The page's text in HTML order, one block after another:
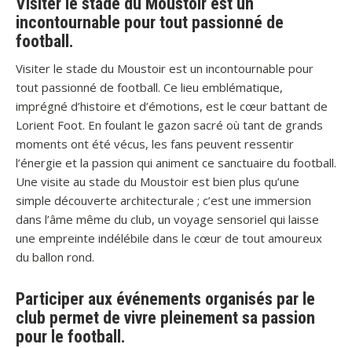
incontournable pour tout passionné de
football.
Visiter le stade du Moustoir est un incontournable pour
tout passionné de football. Ce lieu emblématique,
imprégné d’histoire et d’émotions, est le cœur battant de
Lorient Foot. En foulant le gazon sacré où tant de grands
moments ont été vécus, les fans peuvent ressentir
l’énergie et la passion qui animent ce sanctuaire du football.
Une visite au stade du Moustoir est bien plus qu’une
simple découverte architecturale ; c’est une immersion
dans l’âme même du club, un voyage sensoriel qui laisse
une empreinte indélébile dans le cœur de tout amoureux
du ballon rond.
Participer aux événements organisés par le
club permet de vivre pleinement sa passion
pour le football.